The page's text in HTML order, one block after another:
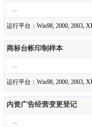
...
运行平台：Win98, 2000, 2003,
商标台帐印制样本
...
运行平台：Win98, 2000, 2003,
内资广告经营变更登记
...